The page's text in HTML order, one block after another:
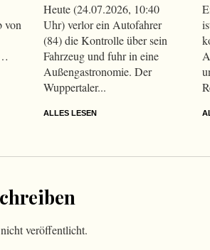
von
Heute (24.07.2026, 10:40
Uhr) verlor ein Autofahrer
(84) die Kontrolle über sein
Fahrzeug und fuhr in eine
Außengastronomie. Der
Wuppertaler...
ALLES LESEN
veröffentlicht.